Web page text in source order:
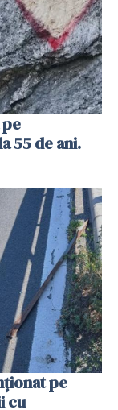
55 de ani.
pe
cu